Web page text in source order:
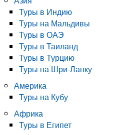
Туры в Индию
Туры на Мальдивы
Туры в ОАЭ
Туры в Таиланд
Туры в Турцию
Туры на Шри-Ланку
Америка
Туры на Кубу
Африка
Туры в Египет